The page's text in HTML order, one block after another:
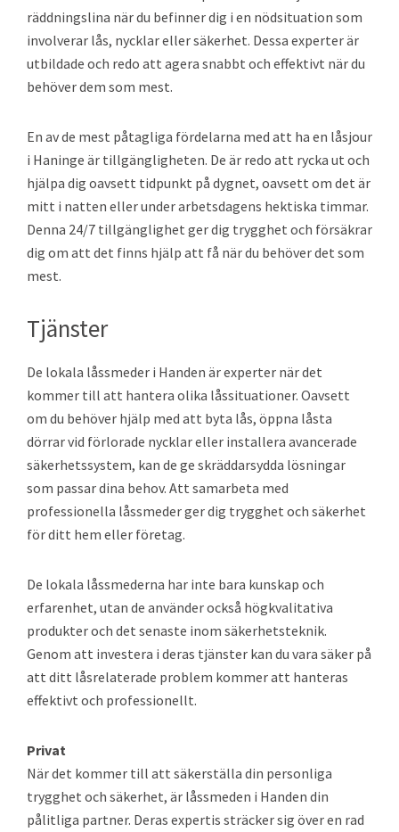
räddningslina när du befinner dig i en nödsituation som
involverar lås, nycklar eller säkerhet. Dessa experter är
utbildade och redo att agera snabbt och effektivt när du
behöver dem som mest.
En av de mest påtagliga fördelarna med att ha en låsjour
i Haninge är tillgängligheten. De är redo att rycka ut och
hjälpa dig oavsett tidpunkt på dygnet, oavsett om det är
mitt i natten eller under arbetsdagens hektiska timmar.
Denna 24/7 tillgänglighet ger dig trygghet och försäkrar
dig om att det finns hjälp att få när du behöver det som
mest.
Tjänster
De lokala låssmeder i Handen är experter när det
kommer till att hantera olika låssituationer. Oavsett
om du behöver hjälp med att byta lås, öppna låsta
dörrar vid förlorade nycklar eller installera avancerade
säkerhetssystem, kan de ge skräddarsydda lösningar
som passar dina behov. Att samarbeta med
professionella låssmeder ger dig trygghet och säkerhet
för ditt hem eller företag.
De lokala låssmederna har inte bara kunskap och
erfarenhet, utan de använder också högkvalitativa
produkter och det senaste inom säkerhetsteknik.
Genom att investera i deras tjänster kan du vara säker på
att ditt låsrelaterade problem kommer att hanteras
effektivt och professionellt.
Privat
När det kommer till att säkerställa din personliga
trygghet och säkerhet, är låssmeden i Handen din
pålitliga partner. Deras expertis sträcker sig över en rad